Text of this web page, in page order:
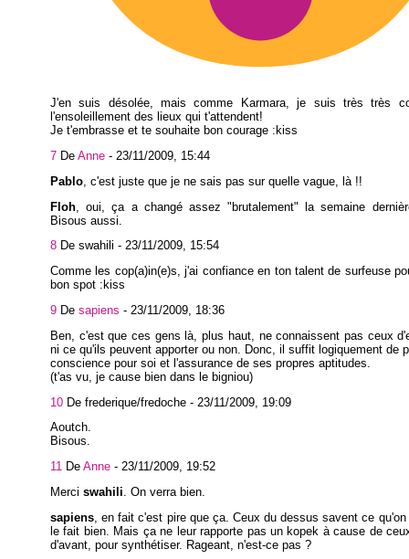
J'en suis désolée, mais comme Karmara, je suis très très
l'ensoleillement des lieux qui t'attendent!
Je t'embrasse et te souhaite bon courage :kiss
7 De Anne - 23/11/2009, 15:44
Pablo , c'est juste que je ne sais pas sur quelle vague, là !!
Floh , oui, ça a changé assez "brutalement" la semaine
Bisous aussi.
8 De swahili - 23/11/2009, 15:54
Comme les cop(a)in(e)s, j'ai confiance en ton talent de surfeuse
bon spot :kiss
9 De sapiens - 23/11/2009, 18:36
Ben, c'est que ces gens là, plus haut, ne connaissent pas ceux
ni ce qu'ils peuvent apporter ou non. Donc, il suffit logiquement de
conscience pour soi et l'assurance de ses propres aptitudes.
(t'as vu, je cause bien dans le bigniou)
10 De frederique/fredoche - 23/11/2009, 19:09
Aoutch.
Bisous.
11 De Anne - 23/11/2009, 19:52
Merci swahili. On verra bien.
sapiens , en fait c'est pire que ça. Ceux du dessus savent ce
le fait bien. Mais ça ne leur rapporte pas un kopek à cause de
d'avant, pour synthétiser. Rageant, n'est-ce pas ?